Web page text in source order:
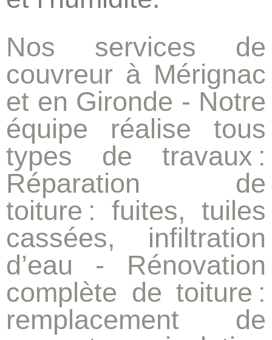
Nos services de
couvreur à Mérignac
et en Gironde - Notre
équipe réalise tous
types de travaux :
Réparation de
toiture : fuites, tuiles
cassées, infiltration
d’eau - Rénovation
complète de toiture :
remplacement de